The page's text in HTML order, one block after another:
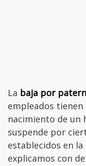
La baja por
empleados
nacimiento de un
suspende por
establecidos en
explicamos con